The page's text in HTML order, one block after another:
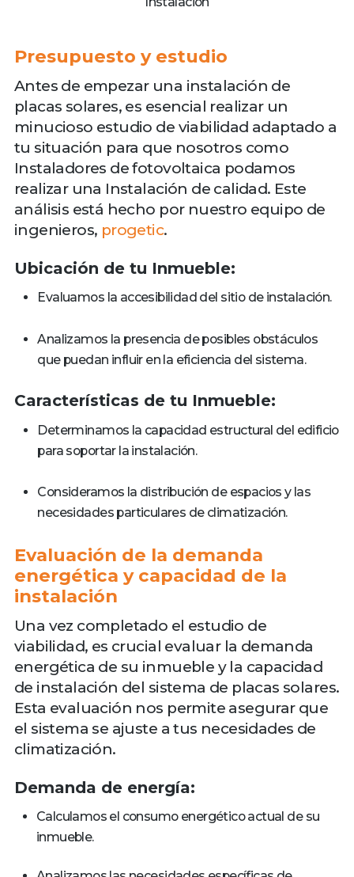
Presupuesto y estudio
Antes de empezar una instalación de
placas solares, es esencial realizar un
minucioso estudio de viabilidad adaptado a
tu situación para que nosotros como
Instaladores de fotovoltaica podamos
realizar una Instalación de calidad. Este
análisis está hecho por nuestro equipo de
ingenieros, progetic.
Ubicación de tu Inmueble:
Evaluamos la accesibilidad del sitio de instalación.
Analizamos la presencia de posibles obstáculos
que puedan influir en la eficiencia del sistema.
Características de tu Inmueble:
Determinamos la capacidad estructural del edificio
para soportar la instalación.
Consideramos la distribución de espacios y las
necesidades particulares de climatización.
Evaluación de la demanda
energética y capacidad de la
instalación
Una vez completado el estudio de
viabilidad, es crucial evaluar la demanda
energética de su inmueble y la capacidad
de instalación del sistema de placas solares.
Esta evaluación nos permite asegurar que
el sistema se ajuste a tus necesidades de
climatización.
Demanda de energía:
Calculamos el consumo energético actual de su
inmueble.